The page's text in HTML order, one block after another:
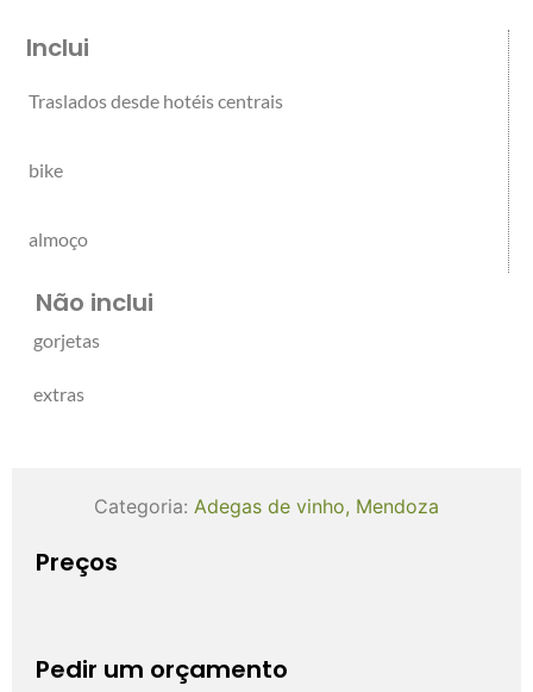
Inclui
Traslados desde hotéis centrais
bike
almoço
Não inclui
gorjetas
extras
Categoria: Adegas de vinho, Mendoza
Preços
Pedir um orçamento